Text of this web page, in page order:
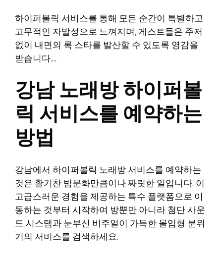
하이퍼볼릭 서비스를 통해 모든 순간이 특별하고
고무적인 자발성으로 느껴지며, 게스트들은 주저
없이 내면의 록 스타를 발산할 수 있도록 영감을
받습니다….
강남 노래방 하이퍼볼
릭 서비스를 예약하는
방법
강남에서 하이퍼볼릭 노래방 서비스를 예약하는
것은 활기찬 밤문화만큼이나 짜릿한 일입니다. 이
고급스러운 경험을 제공하는 특수 플랫폼으로 이
동하는 것부터 시작하여 방뿐만 아니라 첨단 사운
드 시스템과 눈부신 비주얼이 가득한 몰입형 분위
기의 서비스를 검색하세요.